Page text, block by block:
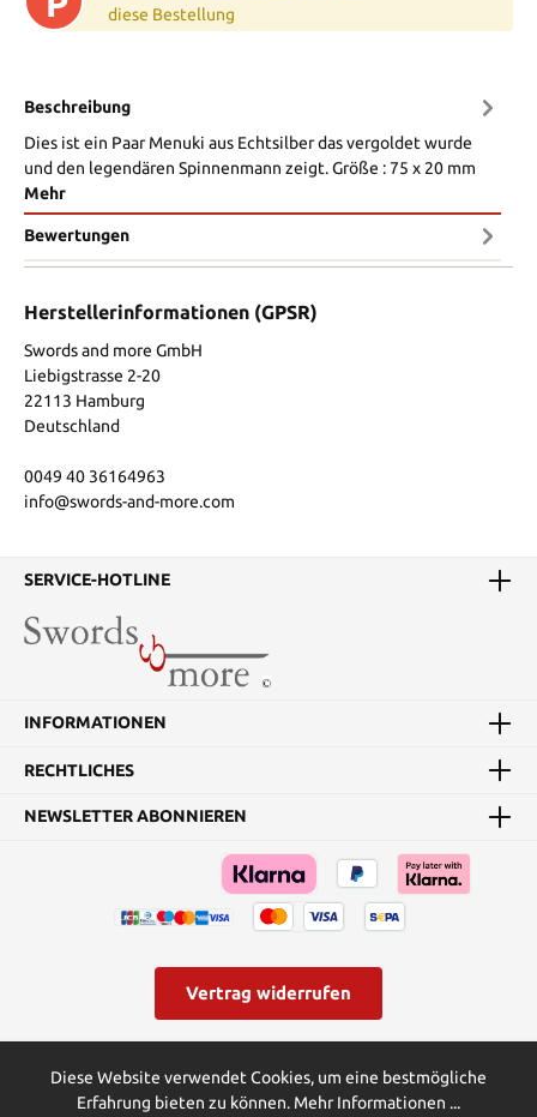
diese Bestellung
Beschreibung
Dies ist ein Paar Menuki aus Echtsilber das vergoldet wurde
und den legendären Spinnenmann zeigt. Größe : 75 x 20 mm
Mehr
Bewertungen
Herstellerinformationen (GPSR)
Swords and more GmbH
Liebigstrasse 2-20
22113 Hamburg
Deutschland
0049 40 36164963
info@swords-and-more.com
SERVICE-HOTLINE
INFORMATIONEN
RECHTLICHES
NEWSLETTER ABONNIEREN
Vertrag widerrufen
ggf. Nachnahmegebühren, wenn nicht anders angegeben.
Diese Website verwendet Cookies, um eine bestmögliche
Erfahrung bieten zu können. Mehr Informationen ...